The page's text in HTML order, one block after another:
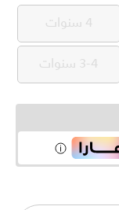
4 سنوات
4 سنوات
3-4 سنوات 3-4 سنوات